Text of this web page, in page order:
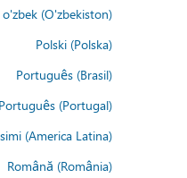
o'zbek (O'zbekiston)
Polski (Polska)
Português (Brasil)
Português (Portugal)
(America Latina)
Română (România)